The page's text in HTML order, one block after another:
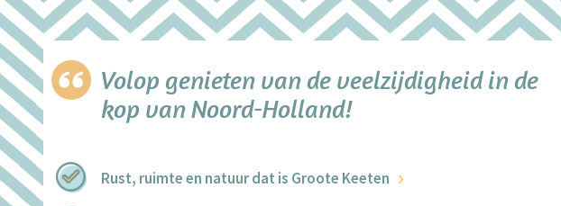
Volop genieten van de veelzijdigheid in de
kop van Noord-Holland!
Rust, ruimte en natuur dat is Groote Keeten